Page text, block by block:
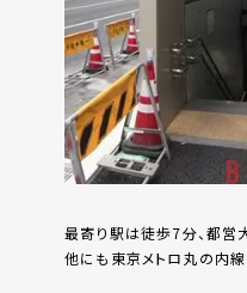
最寄り駅は徒歩7分、都営
他にも東京メトロ丸の内